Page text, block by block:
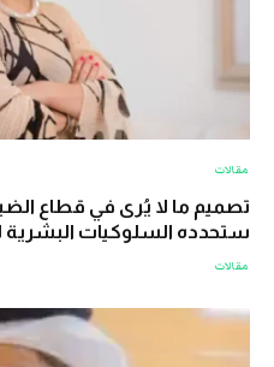
مقالات
تصميم ما لا يُرى في قطاع
ستحدده السلوكيات البشرية
مقالات